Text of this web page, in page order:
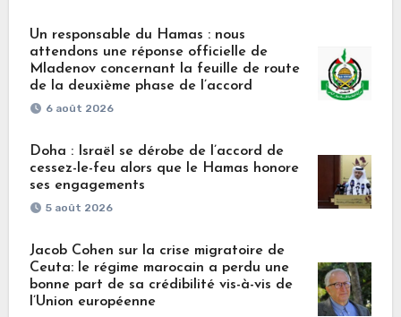
Un responsable du Hamas : nous
attendons une réponse officielle de
Mladenov concernant la feuille de route
de la deuxième phase de l’accord
6 août 2026
Doha : Israël se dérobe de l’accord de
cessez-le-feu alors que le Hamas honore
ses engagements
5 août 2026
Jacob Cohen sur la crise migratoire de
Ceuta: le régime marocain a perdu une
bonne part de sa crédibilité vis-à-vis de
l’Union européenne